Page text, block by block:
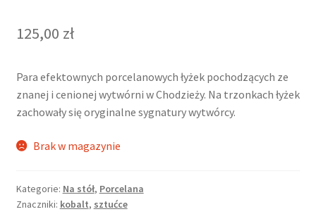
125,00 zł
Para efektownych porcelanowych łyżek pochodzących ze
znanej i cenionej wytwórni w Chodzieży. Na trzonkach łyżek
zachowały się oryginalne sygnatury wytwórcy.
Brak w magazynie
Kategorie: Na stół, Porcelana
Znaczniki: kobalt, sztućce